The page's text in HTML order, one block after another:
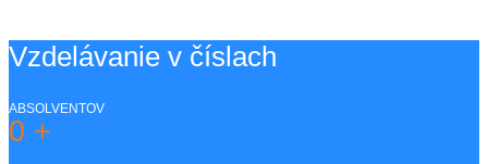
Vzdelávanie v číslach
ABSOLVENTOV
0 +